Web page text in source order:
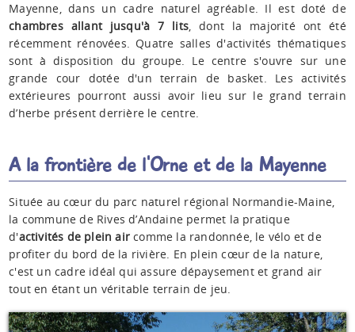
Mayenne, dans un cadre naturel agréable. Il est doté de
chambres allant jusqu'à 7 lits, dont la majorité ont été
récemment rénovées. Quatre salles d'activités thématiques
sont à disposition du groupe. Le centre s'ouvre sur une
grande cour dotée d'un terrain de basket. Les activités
extérieures pourront aussi avoir lieu sur le grand terrain
d’herbe présent derrière le centre.
A la frontière de l'Orne et de la Mayenne
Située au cœur du parc naturel régional Normandie-Maine,
la commune de Rives d’Andaine permet la pratique
d'activités de plein air comme la randonnée, le vélo et de
profiter du bord de la rivière. En plein cœur de la nature,
c'est un cadre idéal qui assure dépaysement et grand air
tout en étant un véritable terrain de jeu.